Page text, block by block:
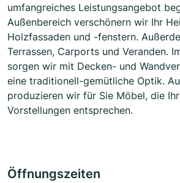
umfangreiches Leistungsangebot
Außenbereich verschönern wir Ihr
Holzfassaden und -fenstern.
Terrassen, Carports und Veranden.
sorgen wir mit Decken- und
eine traditionell-gemütliche Optik.
produzieren wir für Sie Möbel, die
Vorstellungen entsprechen.
Öffnungszeiten